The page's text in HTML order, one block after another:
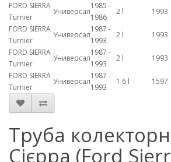
FORD SIERRA
Turnier
Универсал
1985 -
1986
2 l 1993
FORD SIERRA
Turnier
Универсал
1987 -
1993
2 l 1993
FORD SIERRA
Turnier
Универсал
1987 -
1993
2 l 1993
FORD SIERRA
Turnier
Универсал
1987 -
1993
1.6 l 1597
Труба
Сієрра (Ford